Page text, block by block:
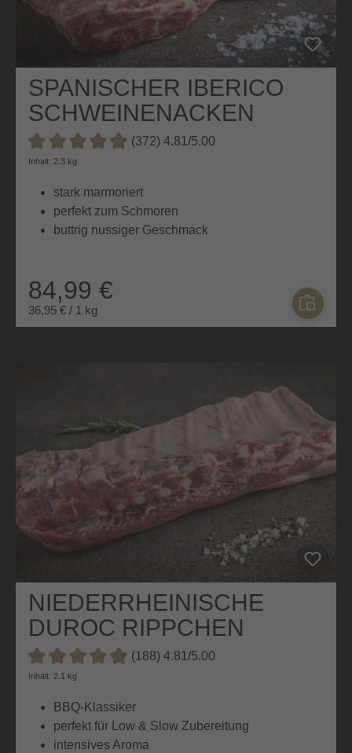
SPANISCHER IBERICO
SCHWEINENACKEN
Durchschnittliche Bewertung von 4.8 von 5 Sternen
(372) 4.81/5.00
Inhalt: 2.3 kg
stark marmoriert
perfekt zum Schmoren
buttrig nussiger Geschmack
84,99 €
36,95 € / 1 kg
NIEDERRHEINISCHE
DUROC RIPPCHEN
PREMIUM ST. LOUIS CUT
Durchschnittliche Bewertung von 4.8 von 5 Sternen
(188) 4.81/5.00
Inhalt: 2.1 kg
BBQ-Klassiker
perfekt für Low & Slow Zubereitung
intensives Aroma